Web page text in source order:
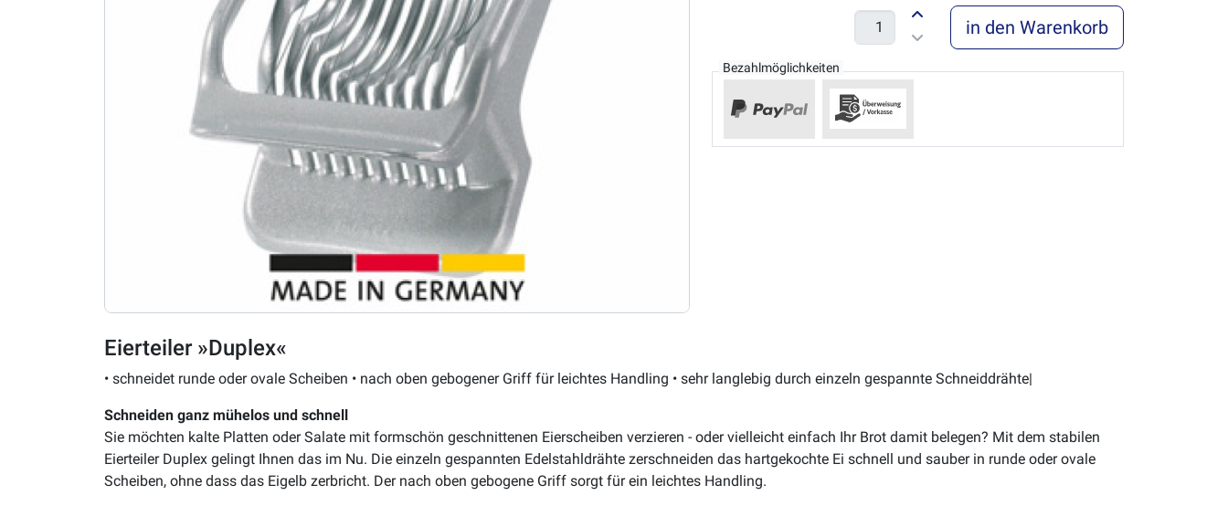
in den Warenkorb
Bezahlmöglichkeiten
Eierteiler »Duplex«
• schneidet runde oder ovale Scheiben • nach oben gebogener Griff für leichtes Handling • sehr langlebig durch einzeln gespannte Schneiddrähte|
Schneiden ganz mühelos und schnell
Sie möchten kalte Platten oder Salate mit formschön geschnittenen Eierscheiben verzieren - oder vielleicht einfach Ihr Brot damit belegen? Mit dem stabilen
Eierteiler Duplex gelingt Ihnen das im Nu. Die einzeln gespannten Edelstahldrähte zerschneiden das hartgekochte Ei schnell und sauber in runde oder ovale
Scheiben, ohne dass das Eigelb zerbricht. Der nach oben gebogene Griff sorgt für ein leichtes Handling.